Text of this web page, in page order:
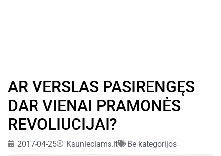
AR VERSLAS PASIRENGĘS
DAR VIENAI PRAMONĖS
REVOLIUCIJAI?
2017-04-25 Kaunieciams.lt Be kategorijos